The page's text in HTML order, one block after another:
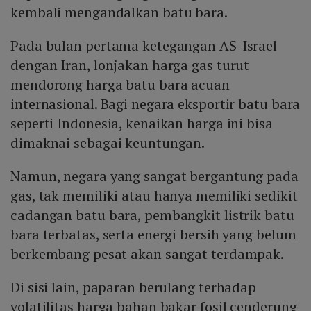
kembali mengandalkan batu bara.
Pada bulan pertama ketegangan AS-Israel
dengan Iran, lonjakan harga gas turut
mendorong harga batu bara acuan
internasional. Bagi negara eksportir batu bara
seperti Indonesia, kenaikan harga ini bisa
dimaknai sebagai keuntungan.
Namun, negara yang sangat bergantung pada
gas, tak memiliki atau hanya memiliki sedikit
cadangan batu bara, pembangkit listrik batu
bara terbatas, serta energi bersih yang belum
berkembang pesat akan sangat terdampak.
Di sisi lain, paparan berulang terhadap
volatilitas harga bahan bakar fosil cenderung